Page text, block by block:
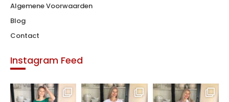
Algemene Voorwaarden
Blog
Contact
Instagram Feed